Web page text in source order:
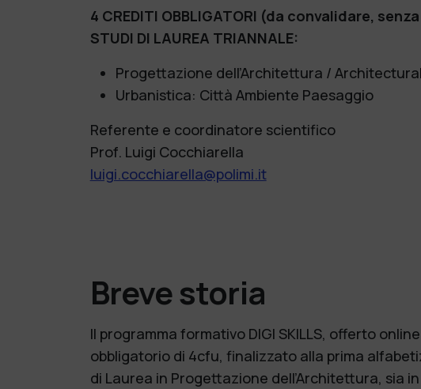
4 CREDITI OBBLIGATORI (da convalidare,
STUDI DI LAUREA TRIANNALE:
Progettazione dell’Architettura /
Urbanistica: Città Ambiente Paesaggio
Referente e coordinatore scientifico
Prof. Luigi Cocchiarella
luigi.cocchiarella@polimi.it
Breve storia
Il programma formativo DIGI SKILLS, offerto
obbligatorio di 4cfu, finalizzato alla prima
di Laurea in Progettazione dell’Architettura, sia